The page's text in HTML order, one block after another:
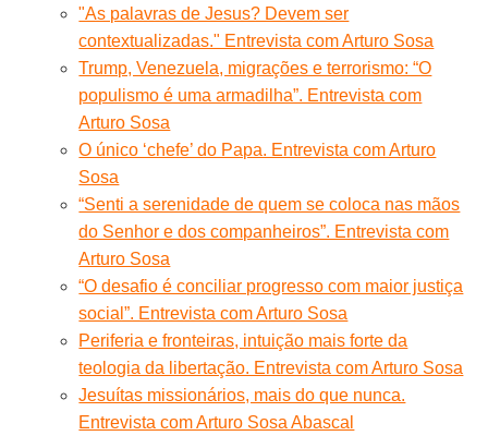
"As palavras de Jesus? Devem ser
contextualizadas." Entrevista com Arturo Sosa
Trump, Venezuela, migrações e terrorismo: “O
populismo é uma armadilha”. Entrevista com
Arturo Sosa
O único ‘chefe’ do Papa. Entrevista com Arturo
Sosa
“Senti a serenidade de quem se coloca nas mãos
do Senhor e dos companheiros”. Entrevista com
Arturo Sosa
“O desafio é conciliar progresso com maior justiça
social”. Entrevista com Arturo Sosa
Periferia e fronteiras, intuição mais forte da
teologia da libertação. Entrevista com Arturo Sosa
Jesuítas missionários, mais do que nunca.
Entrevista com Arturo Sosa Abascal